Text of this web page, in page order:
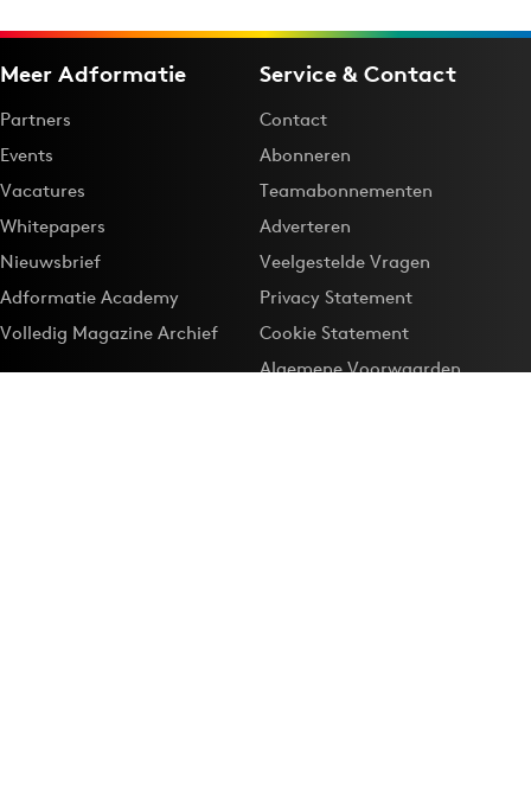
Meer Adformatie
Partners
Events
Vacatures
Whitepapers
Nieuwsbrief
Adformatie Academy
Volledig Magazine Archief
Service & Contact
Contact
Abonneren
Teamabonnementen
Adverteren
Veelgestelde Vragen
Privacy Statement
Cookie Statement
Algemene Voorwaarden